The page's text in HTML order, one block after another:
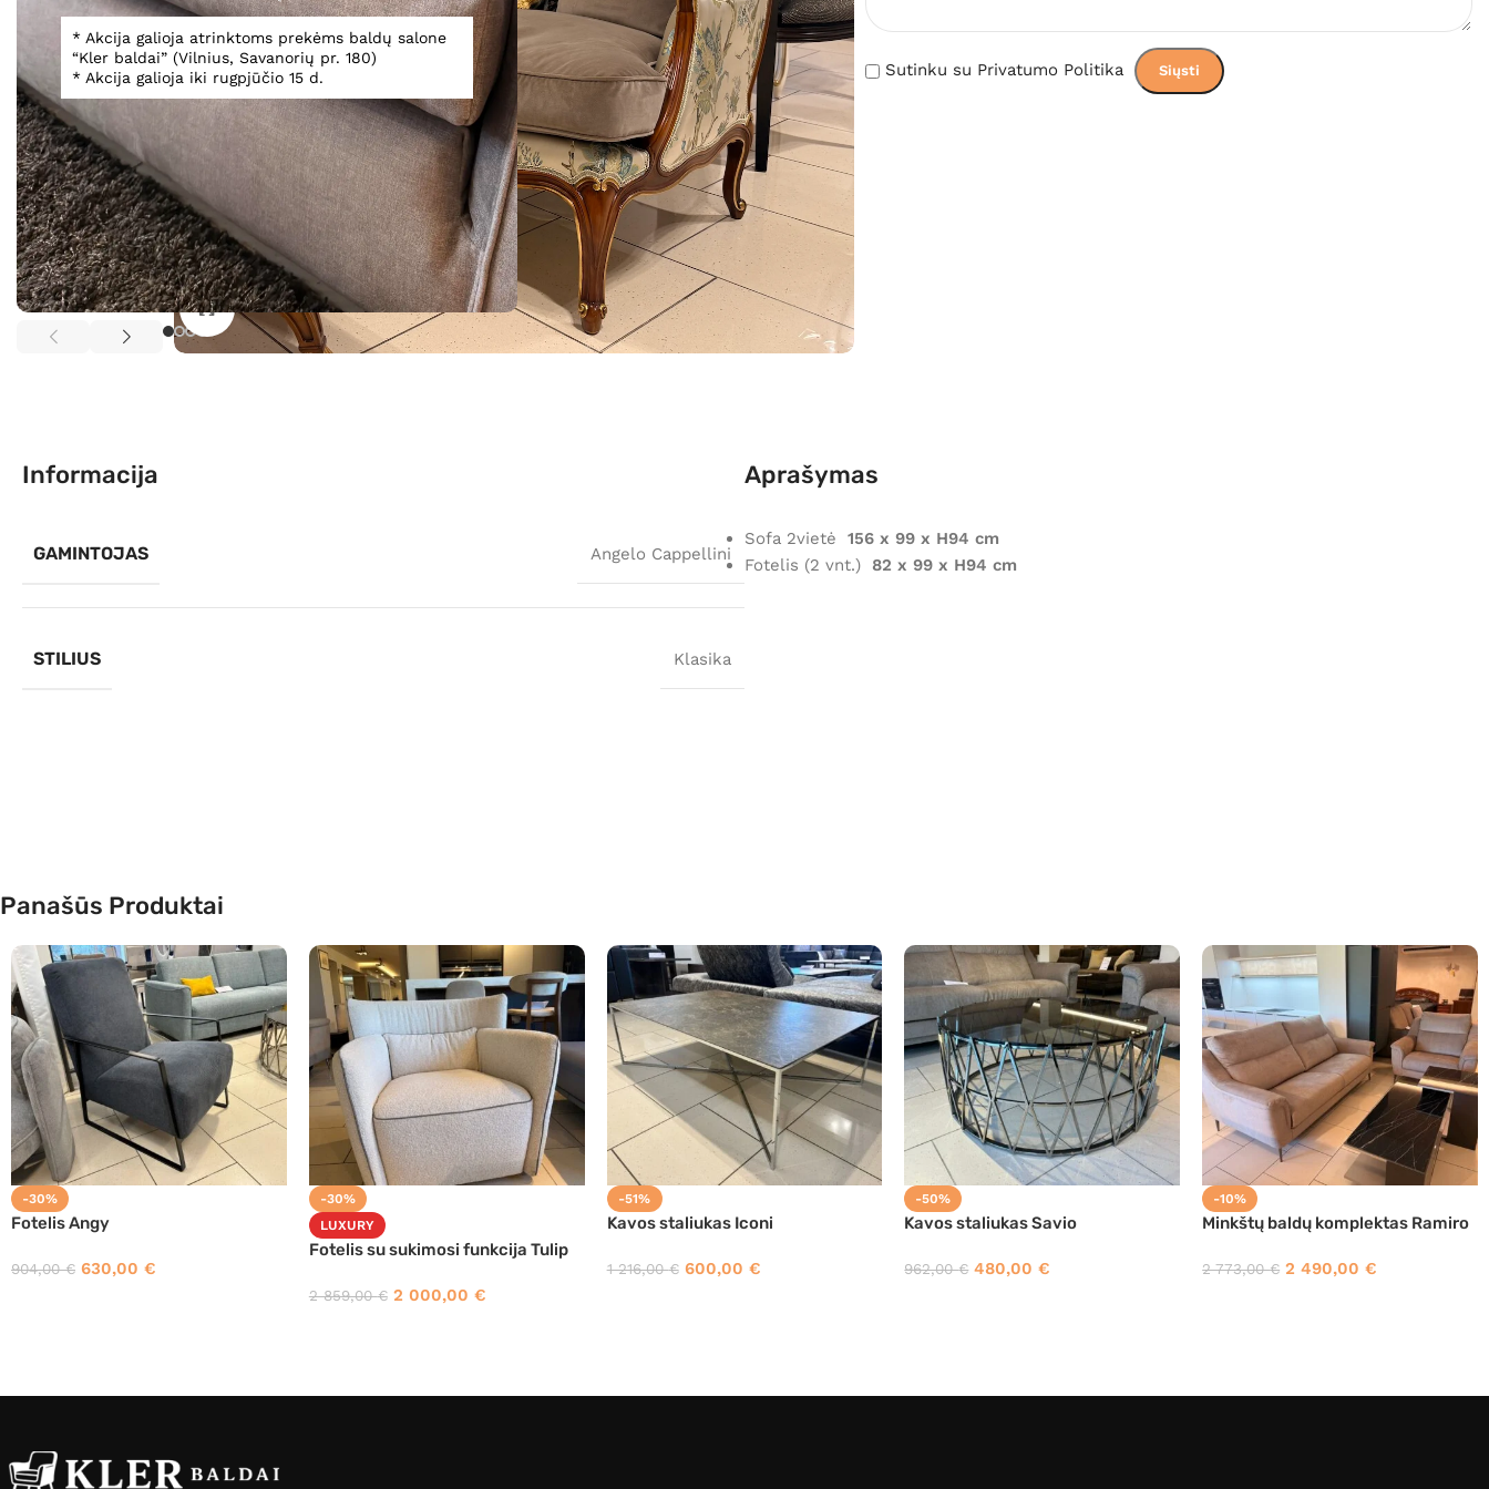
* Akcija galioja atrinktoms prekėms baldų salone
“Kler baldai” (Vilnius, Savanorių pr. 180)
* Akcija galioja iki rugpjūčio 15 d.
Spustelėkite, norėdami padidinti
Sutinku su Privatumo Politika
Informacija
GAMINTOJAS Angelo Cappellini
STILIUS Klasika
Aprašymas
Sofa 2vietė 156 x 99 x H94 cm
Fotelis (2 vnt.) 82 x 99 x H94 cm
Panašūs Produktai
-30%
Fotelis Angy
904,00€ 630,00 €
-30%
LUXURY
Fotelis su sukimosi funkcija Tulip
2 859,00€ 2 000,00 €
-51%
Kavos staliukas Iconi
1 216,00€ 600,00 €
-50%
Kavos staliukas Savio
962,00€ 480,00€
-10%
Minkštų baldų komplektas Ramiro
2 773,00€ 2 490,00€